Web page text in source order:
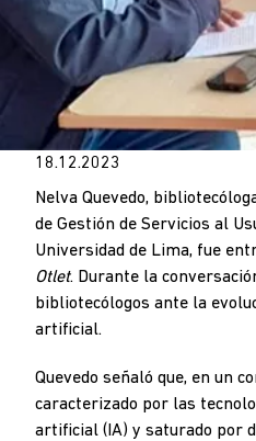
18.12.2023
Nelva Quevedo,
de Gestión de Servicios al
Universidad de Lima, fue
Otlet. Durante la
bibliotecólogos ante la
artificial.
Quevedo señaló que, en un
caracterizado por las
artificial (IA) y saturado por